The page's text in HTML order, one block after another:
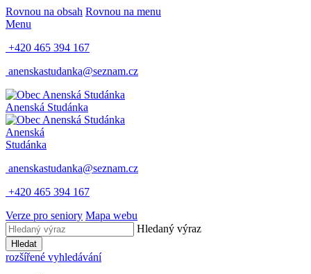
Rovnou na obsah Rovnou na menu
Menu
+420 465 394 167
anenskastudanka@seznam.cz
Anenská Studánka
Anenská
Studánka
anenskastudanka@seznam.cz
+420 465 394 167
Verze pro seniory Mapa webu
Hledaný výraz
Hledat
rozšířené vyhledávání